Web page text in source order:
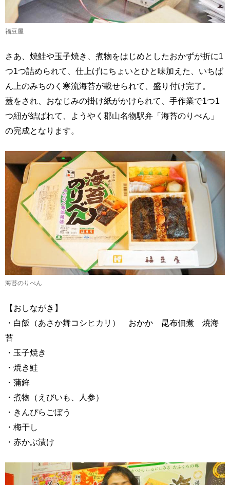
福豆屋
さあ、焼鮭や玉子焼き、煮物をはじめとしたおかずが折に1
つ1つ詰められて、仕上げにちょいとひと味加えた、いちば
ん上のみちのく寒流海苔が載せられて、盛り付け完了。
蓋をされ、おなじみの掛け紙がかけられて、手作業で1つ1
つ紐が結ばれて、ようやく郡山名物駅弁「海苔のりべん」
の完成となります。
海苔のりべん
【おしながき】
・白飯（あさか舞コシヒカリ） おかか 昆布佃煮 焼海
苔
・玉子焼き
・焼き鮭
・蒲鉾
・煮物（えびいも、人参）
・きんぴらごぼう
・梅干し
・赤かぶ漬け